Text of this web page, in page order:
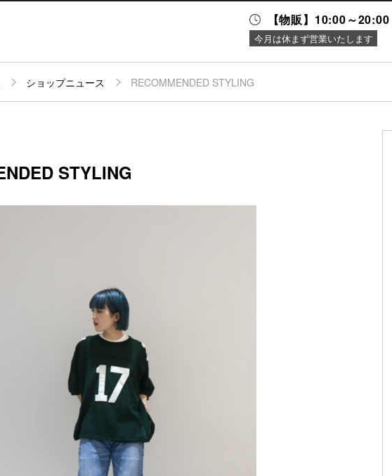
【物販】10:00～
今月は休まず営業いたします
パーキング
イベント
ショップニュース RECOMMENDED STYLING
STYLING